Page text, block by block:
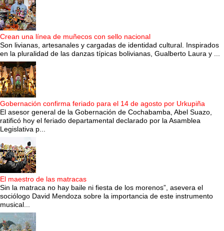
Crean una línea de muñecos con sello nacional
Son livianas, artesanales y cargadas de identidad cultural. Inspirados
en la pluralidad de las danzas típicas bolivianas, Gualberto Laura y ...
Gobernación confirma feriado para el 14 de agosto por Urkupiña
El asesor general de la Gobernación de Cochabamba, Abel Suazo,
ratificó hoy el feriado departamental declarado por la Asamblea
Legislativa p...
El maestro de las matracas
Sin la matraca no hay baile ni fiesta de los morenos”, asevera el
sociólogo David Mendoza sobre la importancia de este instrumento
musical...